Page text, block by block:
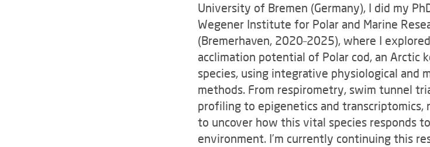
University of Bremen (Germany), I did my
Wegener Institute for Polar and Marine
(Bremerhaven, 2020–2025), where I
acclimation potential of Polar cod, an Arctic
species, using integrative physiological and
methods. From respirometry, swim tunnel
profiling to epigenetics and transcriptomics,
to uncover how this vital species responds
environment. I’m currently continuing this